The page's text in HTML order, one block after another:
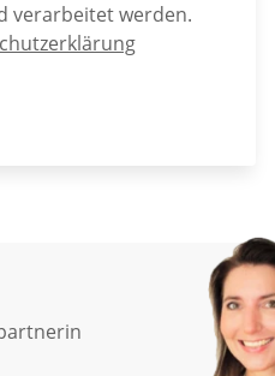
verarbeitet werden.